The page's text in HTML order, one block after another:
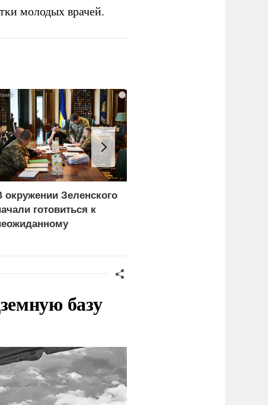
молодых врачей.
i
окружении Зеленского
готовиться к
базу